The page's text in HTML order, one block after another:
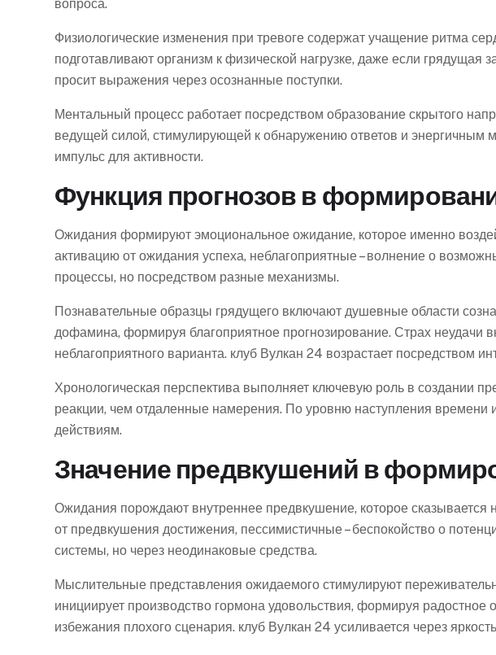
вопроса.
Физиологические изменения при тревоге содержат учащение ритма
подготавливают организм к физической нагрузке, даже если
просит выражения через осознанные поступки.
Ментальный процесс работает посредством образование скрытого
ведущей силой, стимулирующей к обнаружению ответов и
импульс для активности.
Функция прогнозов в
Ожидания формируют эмоциональное ожидание, которое именно
активацию от ожидания успеха, неблагоприятные – волнение о
процессы, но посредством разные механизмы.
Познавательные образцы грядущего включают душевные области
дофамина, формируя благоприятное прогнозирование. Страх
неблагоприятного варианта. клуб Вулкан 24 возрастает посредством
Хронологическая перспектива выполняет ключевую роль в
реакции, чем отдаленные намерения. По уровню наступления времени
действиям.
Значение предвкушений в
Ожидания порождают внутреннее предвкушение, которое
от предвкушения достижения, пессимистичные – беспокойство о
системы, но через неодинаковые средства.
Мыслительные представления ожидаемого стимулируют
инициирует производство гормона удовольствия, формируя
избежания плохого сценария. клуб Вулкан 24 усиливается через